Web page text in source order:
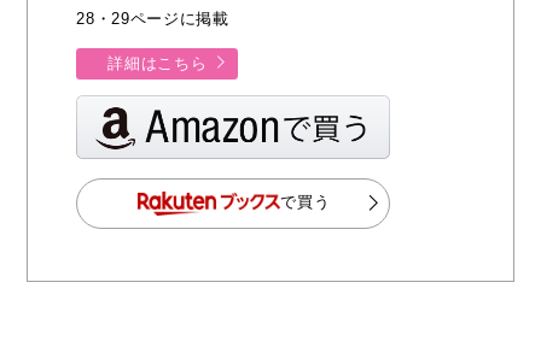
28・29ページに掲載
詳細はこちら
で買う